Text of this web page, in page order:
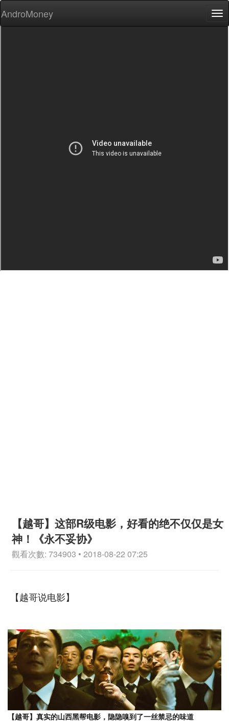
AndroMoney
【越哥】这部R级电影，好看的绝不仅仅是女
神！《永不妥协》
觀看次數: 734903 • 2018-08-22 07:25
【越哥说电影】
【越哥】真实的山西黑帮电影，隐隐嗅到了一丝禁忌的味道